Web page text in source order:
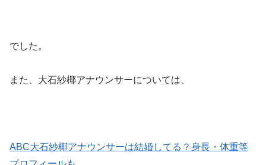
でした。
また、大石紗椰アナウンサーについては、
ABC大石紗椰アナウンサーは結婚してる？身長・体重等